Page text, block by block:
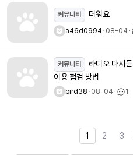
커뮤니티 더워요
a46d0994ㆍ08-04ㆍ
커뮤니티
이용 점검 방법
bird38ㆍ08-04ㆍ 1
1 2 3